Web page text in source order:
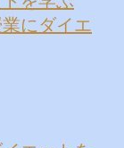
にダイエ